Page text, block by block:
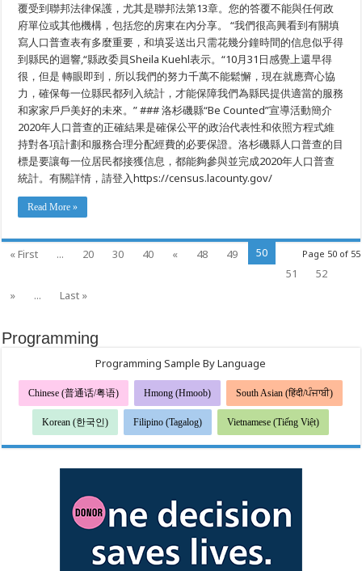
覆受到聯邦法律保護，尤其是聯邦法第13章。您的答覆不能與任何政
府單位或其他機構，包括您的房東在內分享。 “我們很高興看到有關填
寫人口普查表有多麼重要，和填妥送出只需花幾分鐘時間的信息似乎得
到縣民的迴響,“縣政委員Sheila Kuehl表示。“10月31日感覺上還早得
很，但是 轉眼即到，所以我們的努力千萬不能鬆懈，現在就應齊心協
力，確保每一位縣民都列入統計，才能保障我們為縣民提供適當的服務
和家家戶戶美好的未來。” ### 洛杉磯縣“Be Counted”宣導活動簡介
2020年人口普查的正確結果是確保公平的政治代表性和依照方程式維
持對各項計劃和服務合理分配經費的必要保證。洛杉磯縣人口普查的目
標是要讓每一位居民都接獲信息，都能夠參與並完成2020年人口普查
統計。有關詳情，請登入https://census.lacounty.gov/
Read More »
Page 50 of 55
« First ... 20 30 40 « 48 49
50
51
52
»
... Last »
Programming
Programming Sample By Language
Chinese (普通话/粤语) Hmong (Hmoob) South Asian (हिंदी/ਪੰਜਾਬੀ)
Korean (한국인) Filipino (Tagalog) Vietnamese (Tiếng Việt)